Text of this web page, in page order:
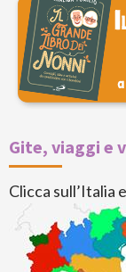
Gite, viaggi e
Clicca sull’Italia